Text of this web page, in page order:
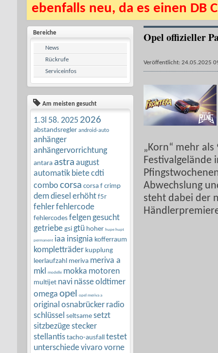
ebenfalls neu, da es einen DB
Bereiche
News
Rückrufe
Serviceinfos
Am meisten gesucht
1.3l 58. 2025 2026
abstandsregler android-auto
anhänger
anhängervorrichtung
antara astra august
automatik bietecdti
combo corsa corsa f crimp
demdiesel erhöht f5r
fehlerfehlercode
fehlercodes felgen gesucht
getriebe gsi gtü hoher hupe hupt
permanent iaa insignia kofferraum
kompletträder kupplung
leerlaufzahl meriva meriva a
mkl
modelle mokka motoren
multijet navi nässeoldtimer
omega opel opel meriva a
original osnabrücker radio
schlüssel seltsame setzt
sitzbezügestecker
stellantis tacho-ausfall testet
unterschiedevivaro vorne
Opel offizieller
Veröffentlicht: 24.05.2025
„Korn“ mehr
Festivalgelände
Abwechslung
steht dabei der